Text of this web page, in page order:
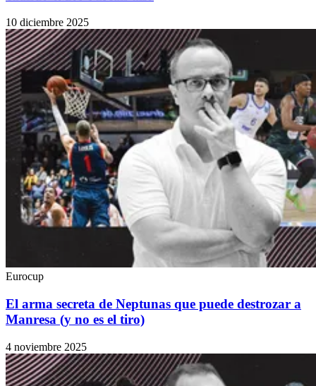
10 diciembre 2025
Eurocup
El arma secreta de Neptunas que puede destrozar a
Manresa (y no es el tiro)
4 noviembre 2025